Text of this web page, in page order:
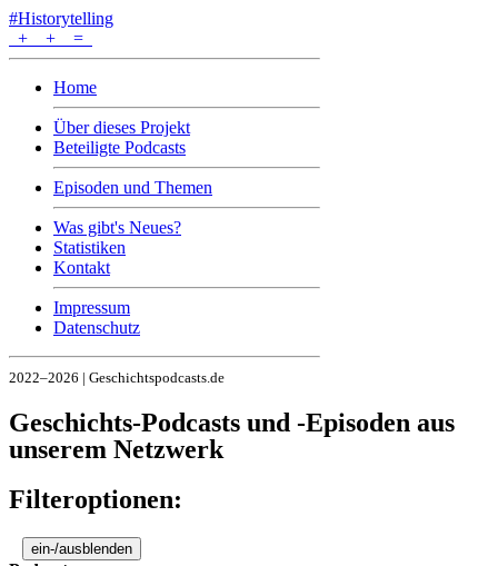
#Historytelling
+
+ =
Home
Über dieses Projekt
Beteiligte Podcasts
Episoden und Themen
Was gibt's Neues?
Statistiken
Kontakt
Impressum
Datenschutz
2022–2026 | Geschichtspodcasts.de
Geschichts-Podcasts und -Episoden aus
unserem Netzwerk
Filteroptionen:
ein-/ausblenden